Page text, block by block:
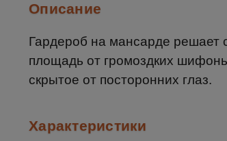
Описание
Гардероб на мансарде решает
площадь от громоздких
скрытое от посторонних глаз.
Характеристики